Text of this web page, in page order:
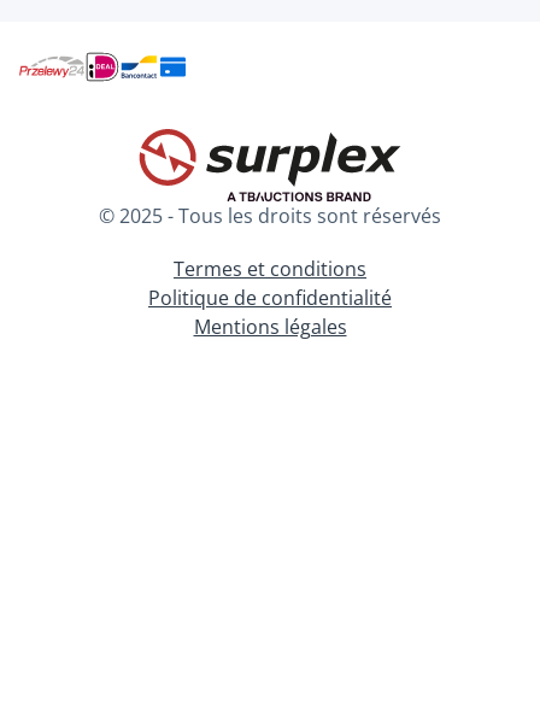
© 2025 - Tous les droits sont réservés
Termes et conditions
Politique de confidentialité
Mentions légales